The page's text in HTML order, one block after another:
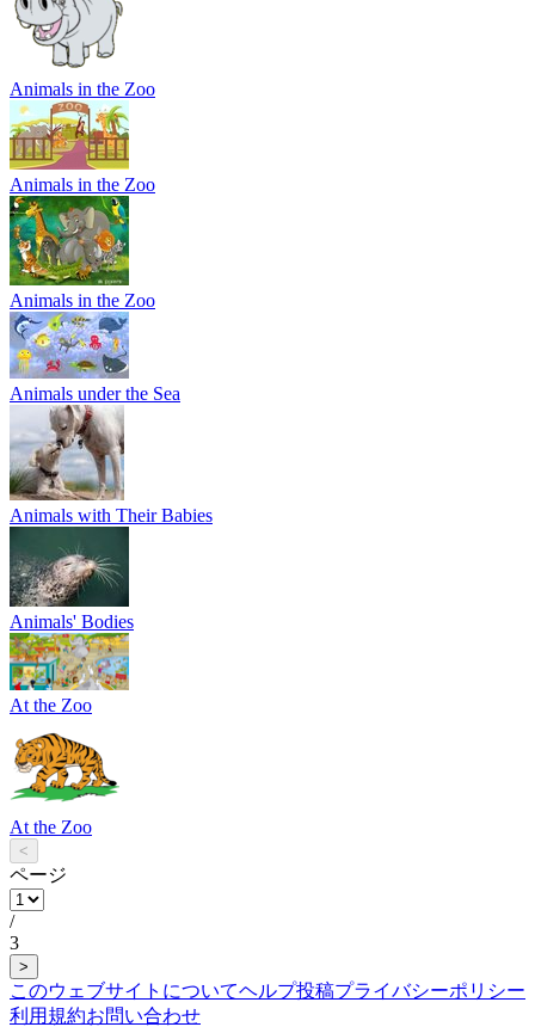
Animals in the Zoo
Animals in the Zoo
Animals in the Zoo
Animals under the Sea
Animals with Their Babies
Animals' Bodies
At the Zoo
At the Zoo
<
ページ
/
3
>
このウェブサイトについてヘルプ投稿プライバシーポリシー
利用規約お問い合わせ